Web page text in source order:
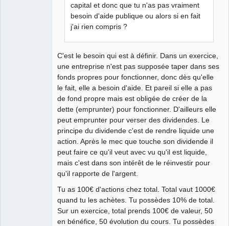
capital et donc que tu n'as pas vraiment
besoin d'aide publique ou alors si en fait
j'ai rien compris ?
C'est le besoin qui est à définir. Dans un exercice,
une entreprise n'est pas supposée taper dans ses
fonds propres pour fonctionner, donc dès qu'elle
le fait, elle a besoin d'aide. Et pareil si elle a pas
de fond propre mais est obligée de créer de la
dette (emprunter) pour fonctionner. D'ailleurs elle
peut emprunter pour verser des dividendes. Le
principe du dividende c'est de rendre liquide une
action. Après le mec que touche son dividende il
peut faire ce qu'il veut avec vu qu'il est liquide,
mais c'est dans son intérêt de le réinvestir pour
qu'il rapporte de l'argent.
Tu as 100€ d'actions chez total. Total vaut 1000€
quand tu les achètes. Tu possèdes 10% de total.
Sur un exercice, total prends 100€ de valeur, 50
en bénéfice, 50 évolution du cours. Tu possèdes